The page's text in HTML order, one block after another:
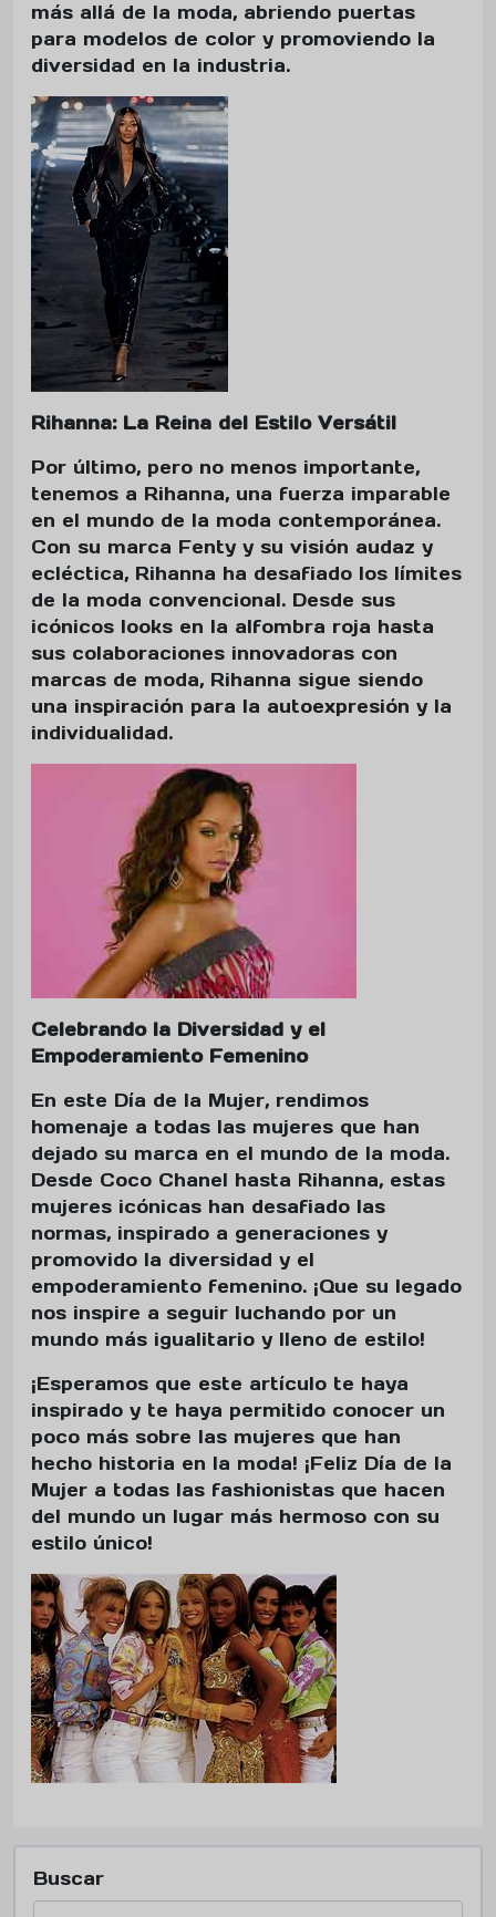
más allá de la moda, abriendo puertas
para modelos de color y promoviendo la
diversidad en la industria.
Rihanna: La Reina del Estilo Versátil
Por último, pero no menos importante,
tenemos a Rihanna, una fuerza imparable
en el mundo de la moda contemporánea.
Con su marca Fenty y su visión audaz y
ecléctica, Rihanna ha desafiado los límites
de la moda convencional. Desde sus
icónicos looks en la alfombra roja hasta
sus colaboraciones innovadoras con
marcas de moda, Rihanna sigue siendo
una inspiración para la autoexpresión y la
individualidad.
Celebrando la Diversidad y el
Empoderamiento Femenino
En este Día de la Mujer, rendimos
homenaje a todas las mujeres que han
dejado su marca en el mundo de la moda.
Desde Coco Chanel hasta Rihanna, estas
mujeres icónicas han desafiado las
normas, inspirado a generaciones y
promovido la diversidad y el
empoderamiento femenino. ¡Que su legado
nos inspire a seguir luchando por un
mundo más igualitario y lleno de estilo!
¡Esperamos que este artículo te haya
inspirado y te haya permitido conocer un
poco más sobre las mujeres que han
hecho historia en la moda! ¡Feliz Día de la
Mujer a todas las fashionistas que hacen
del mundo un lugar más hermoso con su
estilo único!
Buscar